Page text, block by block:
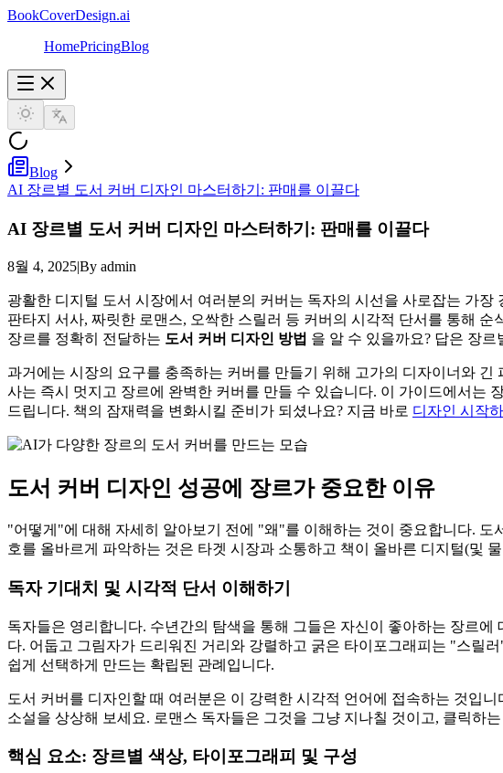
BookCoverDesign.ai
HomePricingBlog
Blog
AI 장르별 도서 커버 디자인 마스터하기: 판매를 이끌다
AI 장르별 도서 커버 디자인 마스터하기 : 판매를 이끌다
8월 4, 2025|By admin
광활한 디지털 도서 시장에서 여러분의 커버는 독자의 시선을 사로잡는 가
판타지 서사, 짜릿한 로맨스, 오싹한 스릴러 등 커버의 시각적 단서를 통해
장르를 정확히 전달하는 도서 커버 디자인 방법 을 알 수 있을까요? 답은 장
과거에는 시장의 요구를 충족하는 커버를 만들기 위해 고가의 디자이너와 긴
사는 즉시 멋지고 장르에 완벽한 커버를 만들 수 있습니다. 이 가이드에서는
드립니다. 책의 잠재력을 변화시킬 준비가 되셨나요? 지금 바로 디자인 시작하
도서 커버 디자인 성공에 장르가 중요한 이유
"어떻게"에 대해 자세히 알아보기 전에 "왜"를 이해하는 것이 중요합니다.
호를 올바르게 파악하는 것은 타겟 시장과 소통하고 책이 올바른 디지털(및
독자 기대치 및 시각적 단서 이해하기
독자들은 영리합니다. 수년간의 탐색을 통해 그들은 자신이 좋아하는 장르
다. 어둡고 그림자가 드리워진 거리와 강렬하고 굵은 타이포그래피는 "스릴
쉽게 선택하게 만드는 확립된 관례입니다.
도서 커버를 디자인할 때 여러분은 이 강력한 시각적 언어에 접속하는 것입
소설을 상상해 보세요. 로맨스 독자들은 그것을 그냥 지나칠 것이고, 클릭하
핵심 요소: 장르별 색상, 타이포그래피 및 구성